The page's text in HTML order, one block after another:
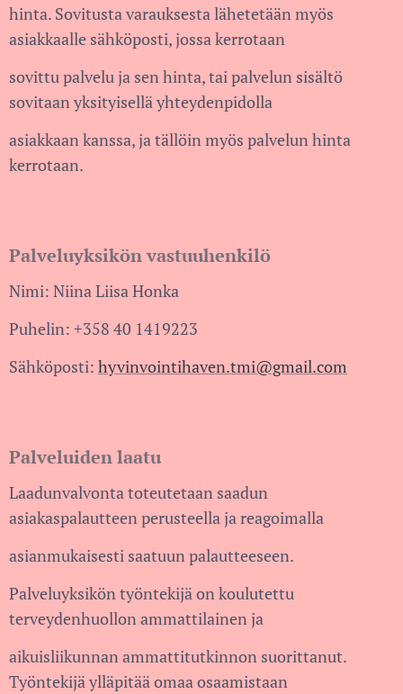
hinta. Sovitusta varauksesta lähetetään myös
asiakkaalle sähköposti, jossa kerrotaan
sovittu palvelu ja sen hinta, tai palvelun sisältö
sovitaan yksityisellä yhteydenpidolla
asiakkaan kanssa, ja tällöin myös palvelun hinta
kerrotaan.
Palveluyksikön vastuuhenkilö
Nimi: Niina Liisa Honka
Puhelin: +358 40 1419223
Sähköposti: hyvinvointihaven.tmi@gmail.com
Palveluiden laatu
Laadunvalvonta toteutetaan saadun
asiakaspalautteen perusteella ja reagoimalla
asianmukaisesti saatuun palautteeseen.
Palveluyksikön työntekijä on koulutettu
terveydenhuollon ammattilainen ja
aikuisliikunnan ammattitutkinnon suorittanut.
Työntekijä ylläpitää omaa osaamistaan